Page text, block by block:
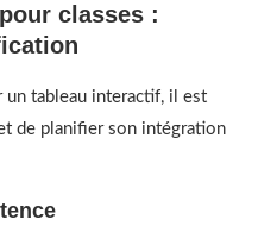
classes :
un tableau interactif, il est
de planifier son intégration